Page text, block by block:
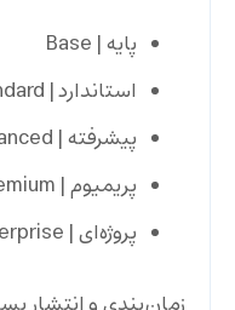
پایه | Base
استاندارد | Standard
پیشرفته | Advanced
پریمیوم | Premium
پروژه‌ای | Enterprise